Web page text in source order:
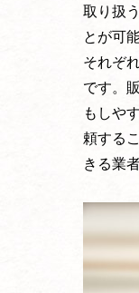
取り扱
とが可
それぞ
です。
もしや
頼する
きる業